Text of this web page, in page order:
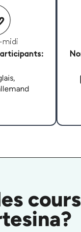
midi